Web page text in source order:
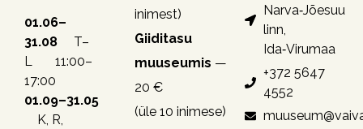
01.06–
31.08 T–
L 11:00–
17:00
01.09–31.05
K, R,
inimest)
Giiditasu
muuseumis —
20 €
(üle 10 inimese)
Narva‑Jõesuu
linn,
Ida‑Virumaa
+372 5647
4552